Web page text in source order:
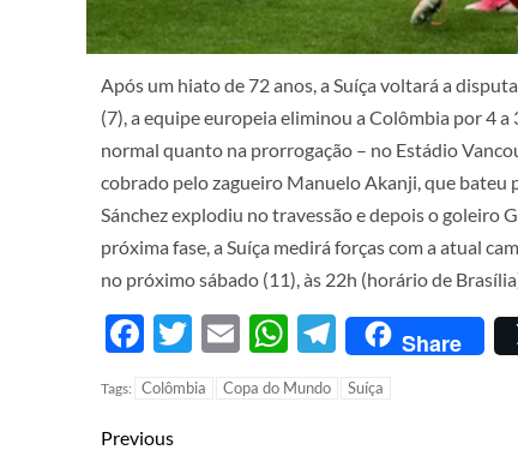
Após um hiato de 72 anos, a Suíça voltará a
(7), a equipe europeia eliminou a Colômbia por 4
normal quanto na prorrogação – no Estádio
cobrado pelo zagueiro Manuelo Akanji, que bateu
Sánchez explodiu no travessão e depois o goleiro
próxima fase, a Suíça medirá forças com a atual
no próximo sábado (11), às 22h (horário de
Facebook
Twitter
EmailWhatsApp
Telegram
Share
Tags: Colômbia Copa do Mundo Suíça
Previous